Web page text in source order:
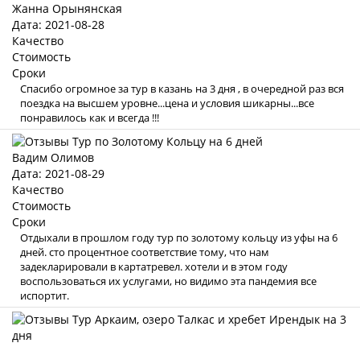
Жанна Орынянская
Дата: 2021-08-28
Качество
Стоимость
Сроки
Спасибо огромное за тур в казань на 3 дня , в очередной раз вся
поездка на высшем уровне...цена и условия шикарны...все
понравилось как и всегда !!!
Вадим Олимов
Дата: 2021-08-29
Качество
Стоимость
Сроки
Отдыхали в прошлом году тур по золотому кольцу из уфы на 6
дней. сто процентное соответствие тому, что нам
задекларировали в картатревел. хотели и в этом году
воспользоваться их услугами, но видимо эта пандемия все
испортит.